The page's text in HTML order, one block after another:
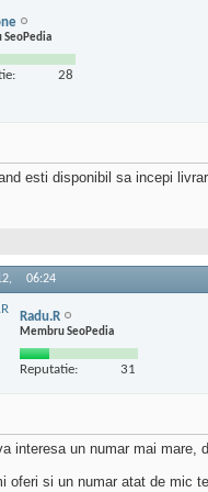
SeoPedia
28
esti disponibil sa incepi
06:24
Radu.R
Membru SeoPedia
Reputatie: 31
interesa un numar mai mare,
oferi si un numar atat de mic